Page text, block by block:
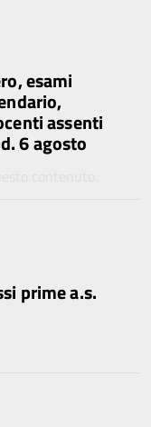
esami
assenti
6 agosto
prime a.s.